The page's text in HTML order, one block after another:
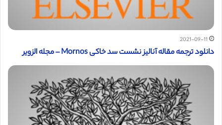
2021-09-11
دانلود ترجمه مقاله آنالیز نشست سد خاکی Mornos – مجله الزویر